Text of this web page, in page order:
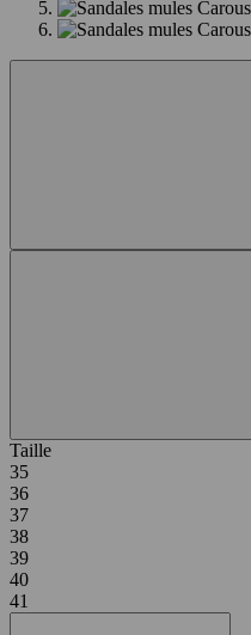
Taille
35
36
37
38
39
40
41